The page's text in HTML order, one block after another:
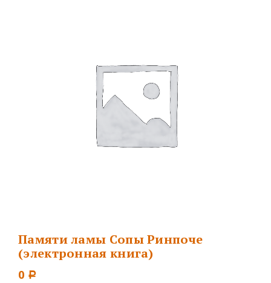
Памяти ламы Сопы Ринпоче
(электронная книга)
0 Р